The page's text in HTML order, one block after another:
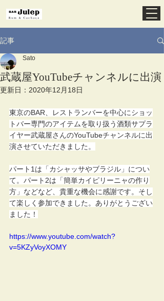
記事
武蔵屋YouTubeチャンネルに出演
Sato
更新日： 2020年12月18日
東京のBAR、レストランバーを中心にショッ
トバー専門のアイテムを取り扱う酒類サプラ
イヤー武蔵屋さんのYouTubeチャンネルに出
演させていただきました。
パート1は「カシャッサやブラジル」につい
て。パート2は「簡単カイピリーニャの作り
方」などなど、貴重な機会に感謝です。そし
て楽しく参加できました。ありがとうござい
ました！
https://www.youtube.com/watch?
v=5KZyVoyXOMY